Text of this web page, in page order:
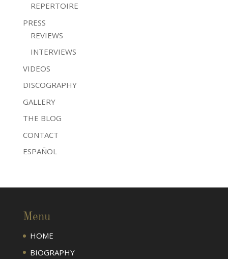
REPERTOIRE
PRESS
REVIEWS
INTERVIEWS
VIDEOS
DISCOGRAPHY
GALLERY
THE BLOG
CONTACT
ESPAÑOL
Menu
HOME
BIOGRAPHY